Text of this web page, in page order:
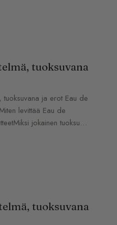
tuoksuvana
tuoksuvana ja erot Eau de
levittää Eau de
jokainen tuoksu…
tuoksuvana